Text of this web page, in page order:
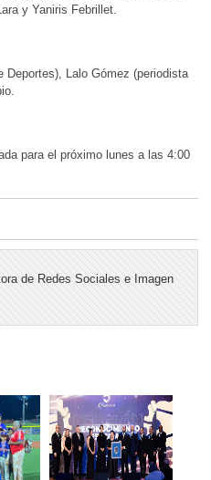
y Yaniris Febrillet.
Deportes), Lalo Gómez (periodista
para el próximo lunes a las 4:00
de Redes Sociales e Imagen